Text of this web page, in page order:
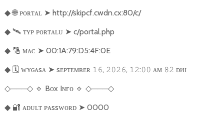
◆ 🌐ᴘᴏʀᴛᴀʟ ➤ http://skipcf.cwdn.cx:80/c/
◆ 🛰️ ᴛʏᴘ ᴘᴏʀᴛᴀʟᴜ ➤ c/portal.php
◆ 🔢 ᴍᴀᴄ ➤ 00:1A:79:D5:4F:0E
◆ 🗓️ᴡʏɢᴀsᴀ ➤ sᴇᴘᴛᴇᴍʙᴇʀ 𝟷𝟼, 𝟸𝟶𝟸𝟼, 𝟷𝟸:𝟶𝟶 ᴀᴍ 𝟾𝟸 ᴅᴎɪ
◇───◇ 🔹 Bᴏx Iɴғᴏ 🔹 ◇───◇
◆ 🔐 ᴀᴅᴜʟᴛ ᴘᴀssᴡᴏʀᴅ ➤ 0000